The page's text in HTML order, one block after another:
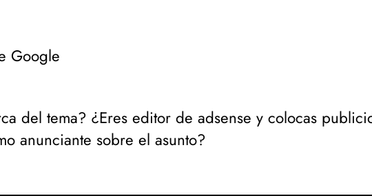
Google
del tema? ¿Eres editor de adsense y colocas
anunciante sobre el asunto?